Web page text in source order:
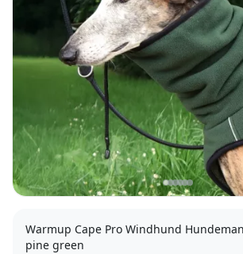
Warmup Cape Pro Windhund
pine green